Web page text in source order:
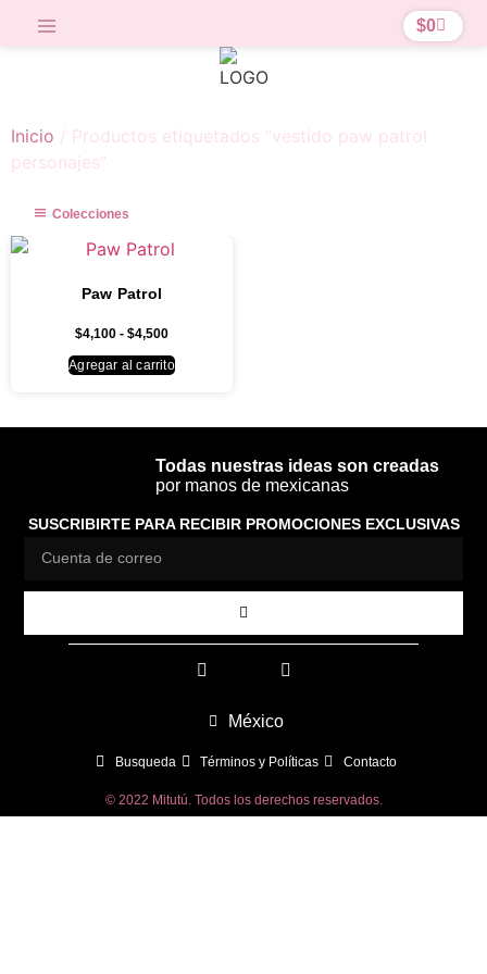
$0
Inicio / Productos etiquetados “vestido paw patrol
personajes”
Colecciones
Paw Patrol
$4,100 - $4,500
Agregar al carrito
Todas nuestras ideas son creadas
por manos de mexicanas
SUSCRIBIRTE PARA RECIBIR PROMOCIONES EXCLUSIVAS
México
Busqueda Términos y Políticas Contacto
© 2022 Mitutú. Todos los derechos reservados.